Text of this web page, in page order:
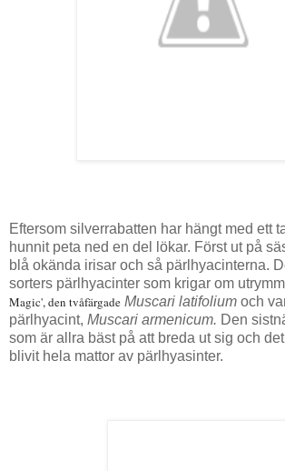
Eftersom silverrabatten har hängt med ett
hunnit peta ned en del lökar. Först ut på
blå okända irisar och så pärlhyacinterna.
sorters pärlhyacinter som krigar om
Magic', den tvåfärgade Muscari latifolium och
pärlhyacint, Muscari armenicum. Den
som är allra bäst på att breda ut sig och
blivit hela mattor av pärlhyasinter.